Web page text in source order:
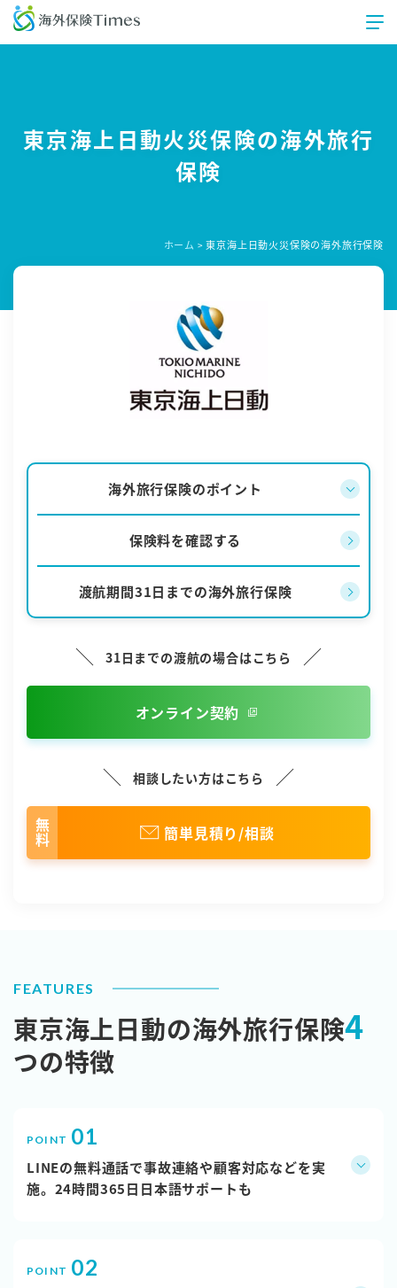
東京海上日動火災保険の海外旅行
保険
ホーム >東京海上日動火災保険の海外旅行保険
海外旅行保険のポイント
保険料を確認する
渡航期間31日までの海外旅行保険
31日までの渡航の場合はこちら
オンライン契約
相談したい方はこちら
無料 簡単見積り/相談
FEATURES
東京海上日動の海外旅行保険4
つの特徴
LINEの無料通話で事故連絡や顧客対応などを実
施。24時間365日日本語サポートも